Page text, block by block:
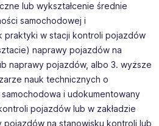
lub wykształcenie średnie
samochodowej i
praktyki w stacji kontroli pojazdów
naprawy pojazdów na
naprawy pojazdów, albo 3. wyższe
nauk technicznych o
i udokumentowany
pojazdów lub w zakładzie
pojazdów na stanowisku kontroli lub